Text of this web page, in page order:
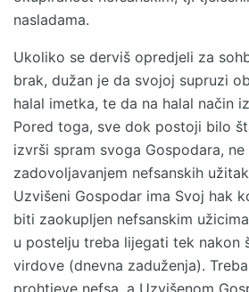
nasladama.
Ukoliko se derviš opredjeli za
brak, dužan je da svojoj supruzi
halal imetka, te da na halal način
Pored toga, sve dok postoji bilo
izvrši spram svoga Gospodara,
zadovoljavanjem nefsanskih
Uzvišeni Gospodar ima Svoj hak
biti zaokupljen nefsanskim
u postelju treba lijegati tek nakon
virdove (dnevna zaduženja).